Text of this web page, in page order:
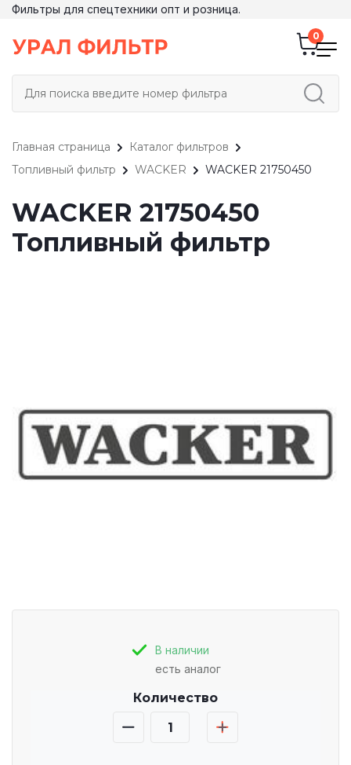
Фильтры для спецтехники опт и розница.
Главная страница
Каталог фильтров
Топливный фильтр
WACKER WACKER 21750450
WACKER 21750450
Топливный фильтр
В наличии
есть аналог
Количество